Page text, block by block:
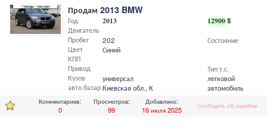
Продам 2013 BMW
12900$
Состояние
Тип т.с.
легковой
автомобиль
Год
Двигатель
Пробег
Цвет
КПП
Привод
Кузов
авто базар
2013
202
Синий
универсал
Киевская обл.,Киев
Комментариев:
0
Просмотров:
99
Добавлено:
16 июля 2025
Сообщить об ошибке